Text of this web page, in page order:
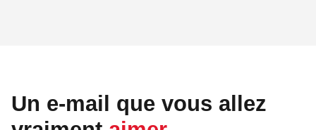
Un e-mail que vous allez